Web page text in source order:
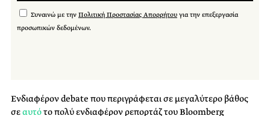
Συναινώ με την Πολιτική Προστασίας Απορρήτου για την επεξεργασία
προσωπικών δεδομένων.
Ενδιαφέρον debate που περιγράφεται σε μεγαλύτερο βάθος
σεαυτότο πολύ ενδιαφέρον ρεπορτάζ του Bloomberg